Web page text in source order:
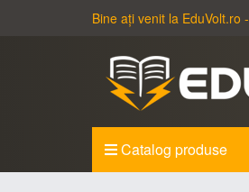
Bine ați venit la EduVolt.ro -
Catalog produse